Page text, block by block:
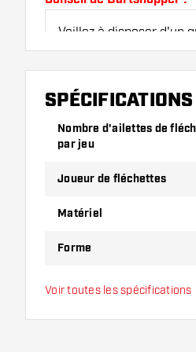
Veillez à disposer d'un
endommagés ou
Essayez une forme, un
Nombre d'ailettes de fléchettes
par jeu
Joueur de fléchettes
Matériel
Forme
Flexibilité
Voir toutes les spécifications